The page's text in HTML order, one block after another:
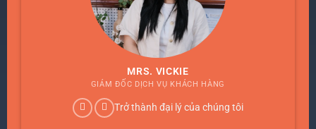
MRS. VICKIE
GIÁM ĐỐC DỊCH VỤ KHÁCH HÀNG
Trở thành đại lý của chúng tôi